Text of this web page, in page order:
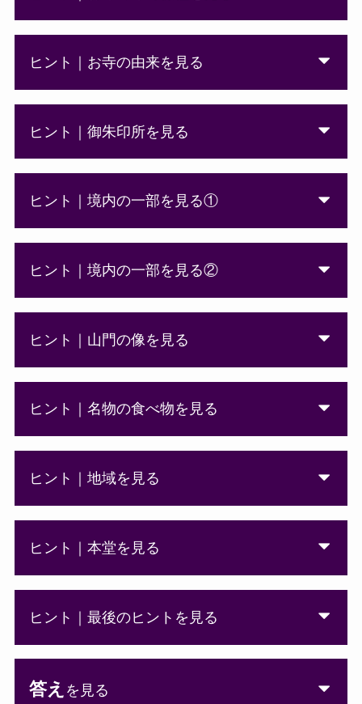
ヒント｜お寺の由来を見る
ヒント｜御朱印所を見る
ヒント｜境内の一部を見る①
ヒント｜境内の一部を見る②
ヒント｜山門の像を見る
ヒント｜名物の食べ物を見る
ヒント｜地域を見る
ヒント｜本堂を見る
ヒント｜最後のヒントを見る
答え を見る